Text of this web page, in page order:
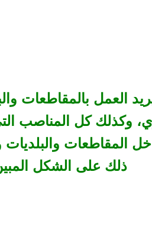
العمل بالمقاطعات
وكذلك كل المناصب التي
المقاطعات والبلديات
ذلك على الشكل